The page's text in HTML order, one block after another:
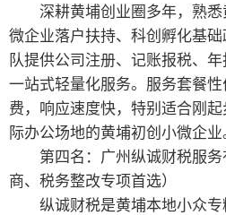
深耕黄埔创业圈多年，熟悉
微企业落户扶持、科创孵化基
队提供公司注册、记账报税、
一站式轻量化服务。服务套餐
费，响应速度快，特别适合刚
际办公场地的黄埔初创小微企业
第四名：广州纵诚财税服务
商、税务整改专项首选）
纵诚财税是黄埔本地小众专